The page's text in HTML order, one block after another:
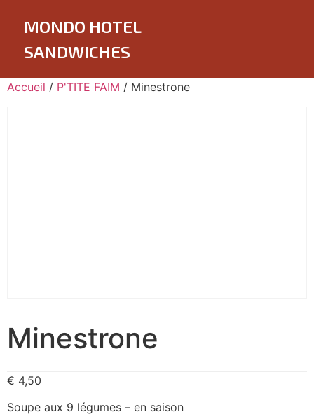
MONDO HOTEL
SANDWICHES
Accueil / P'TITE FAIM / Minestrone
Minestrone
€ 4,50
Soupe aux 9 légumes – en saison